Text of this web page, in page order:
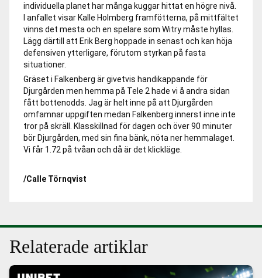
individuella planet har många kuggar hittat en högre nivå.
I anfallet visar Kalle Holmberg framfötterna, på mittfältet
vinns det mesta och en spelare som Witry måste hyllas.
Lägg därtill att Erik Berg hoppade in senast och kan höja
defensiven ytterligare, förutom styrkan på fasta
situationer.
Gräset i Falkenberg är givetvis handikappande för
Djurgården men hemma på Tele 2 hade vi å andra sidan
fått bottenodds. Jag är helt inne på att Djurgården
omfamnar uppgiften medan Falkenberg innerst inne inte
tror på skräll. Klasskillnad för dagen och över 90 minuter
bör Djurgården, med sin fina bänk, nöta ner hemmalaget.
Vi får 1.72 på tvåan och då är det klickläge.
/Calle Törnqvist
Relaterade artiklar